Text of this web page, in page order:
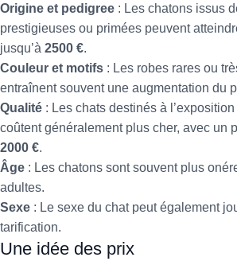
Origine et pedigree : Les chatons issus
prestigieuses ou primées peuvent
jusqu’à 2500 €.
Couleur et motifs : Les robes rares ou
entraînent souvent une augmentation du
Qualité : Les chats destinés à
coûtent généralement plus cher, avec un
2000 €.
Âge : Les chatons sont souvent plus
adultes.
Sexe : Le sexe du chat peut également
tarification.
Une idée des prix